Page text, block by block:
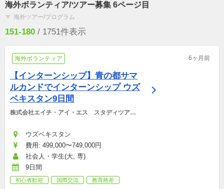
海外ボランティア/ツアー募集 6ページ目
filter_list 海外ツアー/プログラム
151-180 / 1751件表示
海外ボランティア 6ヶ月前
【インターンシップ】青の都サマ
ルカンドでインターンシップ ウズ
ベキスタン9日間
株式会社エイチ・アイ・エス　スタディツアー
ウズベキスタン
費用: 499,000〜749,000円
社会人・学生(大, 専)
9日間
初心者歓迎 国際交流 教育格差